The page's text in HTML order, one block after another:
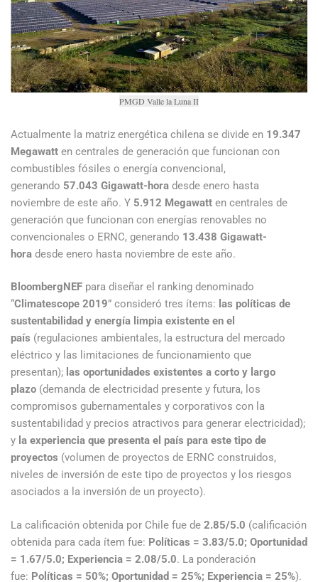
PMGD Valle la Luna II
Actualmente la matriz energética chilena se divide en 19.347
Megawatt en centrales de generación que funcionan con
combustibles fósiles o energía convencional,
generando 57.043 Gigawatt-hora desde enero hasta
noviembre de este año. Y 5.912 Megawatt en centrales de
generación que funcionan con energías renovables no
convencionales o ERNC, generando 13.438 Gigawatt-
hora desde enero hasta noviembre de este año.
BloombergNEF para diseñar el ranking denominado
“Climatescope 2019” consideró tres ítems: las políticas de
sustentabilidad y energía limpia existente en el
país (regulaciones ambientales, la estructura del mercado
eléctrico y las limitaciones de funcionamiento que
presentan); las oportunidades existentes a corto y largo
plazo (demanda de electricidad presente y futura, los
compromisos gubernamentales y corporativos con la
sustentabilidad y precios atractivos para generar electricidad);
y la experiencia que presenta el país para este tipo de
proyectos (volumen de proyectos de ERNC construidos,
niveles de inversión de este tipo de proyectos y los riesgos
asociados a la inversión de un proyecto).
La calificación obtenida por Chile fue de 2.85/5.0 (calificación
obtenida para cada ítem fue: Políticas = 3.83/5.0; Oportunidad
= 1.67/5.0; Experiencia = 2.08/5.0. La ponderación
fue: Políticas = 50%; Oportunidad = 25%; Experiencia = 25%).